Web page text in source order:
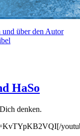
über den Autor
HaSo
denken.